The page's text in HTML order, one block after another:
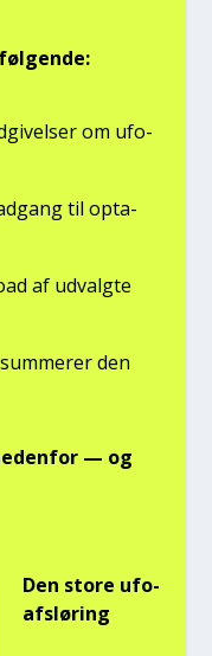
om ufo­
til opta­
af udvalg­te
den
— og
Den sto­re ufo-
afslø­ring